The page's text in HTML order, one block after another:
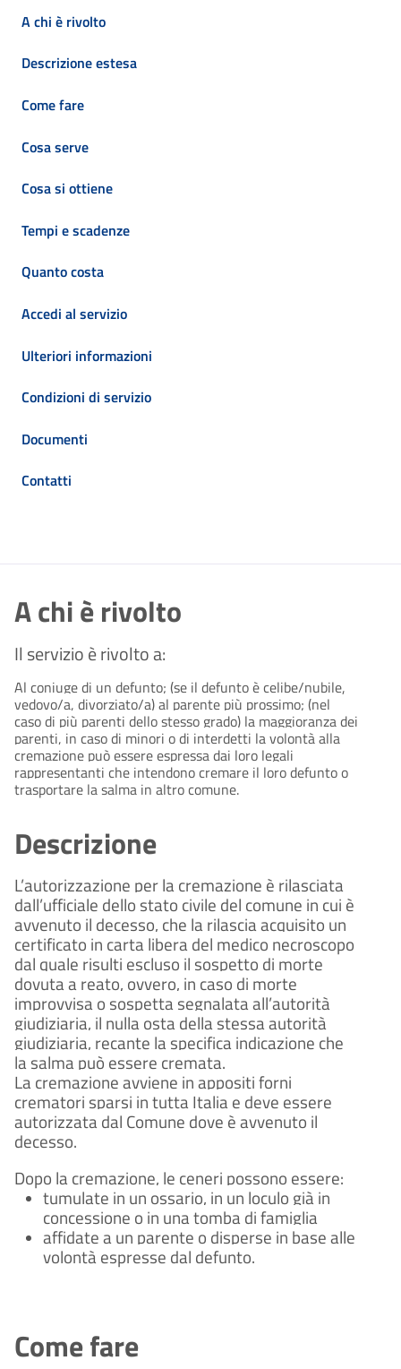
A chi è rivolto
Descrizione estesa
Come fare
Cosa serve
Cosa si ottiene
Tempi e scadenze
Quanto costa
Accedi al servizio
Ulteriori informazioni
Condizioni di servizio
Documenti
Contatti
A chi è rivolto
Il servizio è rivolto a:
Al coniuge di un defunto; (se il defunto è celibe/nubile,
vedovo/a, divorziato/a) al parente più prossimo; (nel
caso di più parenti dello stesso grado) la maggioranza dei
parenti, in caso di minori o di interdetti la volontà alla
cremazione può essere espressa dai loro legali
rappresentanti che intendono cremare il loro defunto o
trasportare la salma in altro comune.
Descrizione
L’autorizzazione per la cremazione è rilasciata
dall’ufficiale dello stato civile del comune in cui è
avvenuto il decesso, che la rilascia acquisito un
certificato in carta libera del medico necroscopo
dal quale risulti escluso il sospetto di morte
dovuta a reato, ovvero, in caso di morte
improvvisa o sospetta segnalata all’autorità
giudiziaria, il nulla osta della stessa autorità
giudiziaria, recante la specifica indicazione che
la salma può essere cremata.
La cremazione avviene in appositi forni
crematori sparsi in tutta Italia e deve essere
autorizzata dal Comune dove è avvenuto il
decesso.
Dopo la cremazione, le ceneri possono essere:
tumulate in un ossario, in un loculo già in
concessione o in una tomba di famiglia
affidate a un parente o disperse in base alle
volontà espresse dal defunto.
Come fare